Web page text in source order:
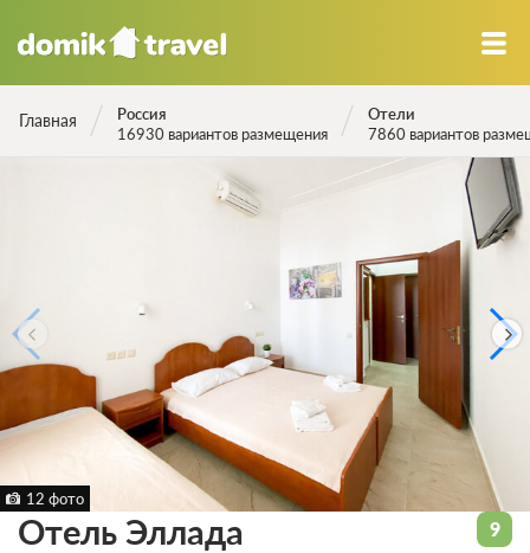
Главная
Россия
16930 вариантов размещения
Отели
7860 вариантов
12 фото
Отель Эллада 9